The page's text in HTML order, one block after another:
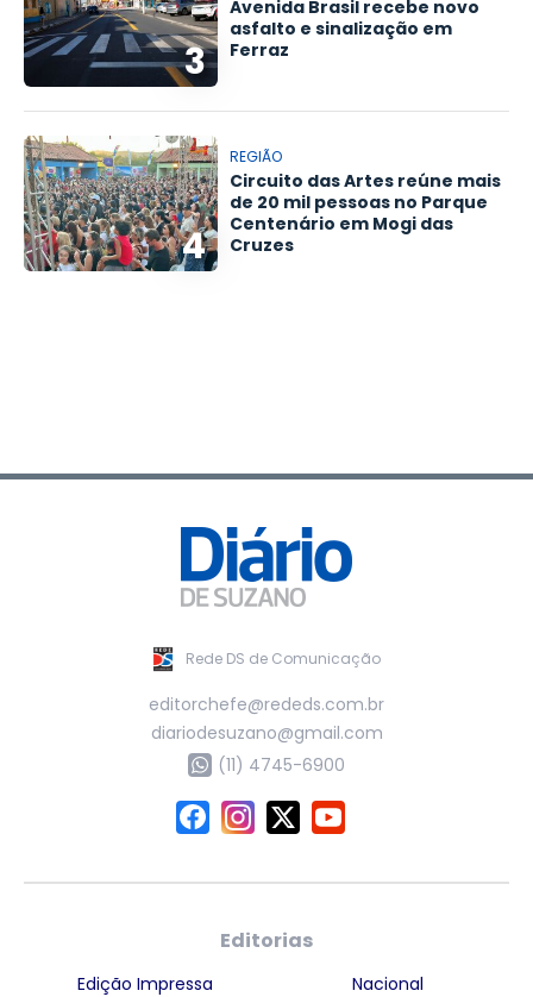
3
Avenida Brasil recebe novo
asfalto e sinalização em
Ferraz
4
REGIÃO
Circuito das Artes reúne mais
de 20 mil pessoas no Parque
Centenário em Mogi das
Cruzes
Rede DS de Comunicação
editorchefe@rededs.com.br
diariodesuzano@gmail.com
(11) 4745-6900
Editorias
Edição Impressa
Nacional